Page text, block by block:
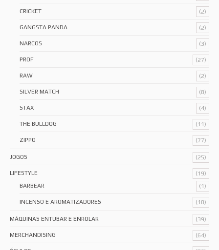
CRICKET (2)
GANGSTA PANDA (2)
NARCOS (3)
PROF (27)
RAW (2)
SILVER MATCH (8)
STAX (4)
THE BULLDOG (11)
ZIPPO (77)
JOGOS (25)
LIFESTYLE
(19)
BARBEAR
(1)
INCENSO E AROMATIZADORES (18)
MÁQUINAS ENTUBAR E ENROLAR (39)
MERCHANDISING (64)